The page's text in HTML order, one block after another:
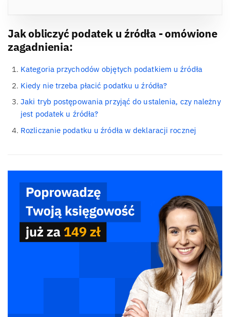
Jak obliczyć podatek u źródła - omówione
zagadnienia:
Kategoria przychodów objętych podatkiem u źródła
Kiedy nie trzeba płacić podatku u źródła?
Jaki tryb postępowania przyjąć do ustalenia, czy należny
jest podatek u źródła?
Rozliczanie podatku u źródła w deklaracji rocznej